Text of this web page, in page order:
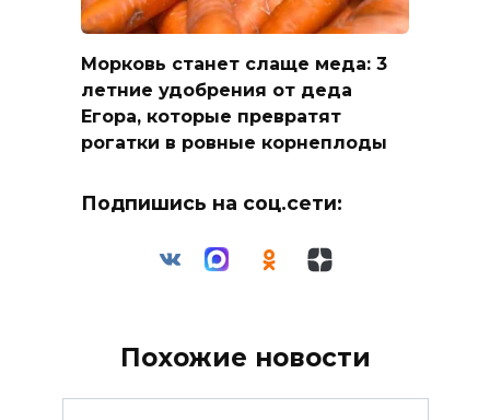
Морковь станет слаще меда: 3
летние удобрения от деда
Егора, которые превратят
рогатки в ровные корнеплоды
Подпишись на соц.сети:
Похожие новости